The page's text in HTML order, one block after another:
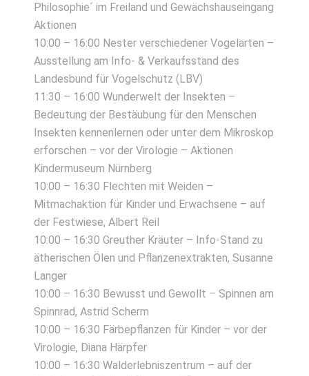
Philosophie´ im Freiland und Gewächshauseingang
Aktionen
10:00 – 16:00 Nester verschiedener Vogelarten –
Ausstellung am Info- & Verkaufsstand des
Landesbund für Vogelschutz (LBV)
11:30 – 16:00 Wunderwelt der Insekten –
Bedeutung der Bestäubung für den Menschen
Insekten kennenlernen oder unter dem Mikroskop
erforschen – vor der Virologie – Aktionen
Kindermuseum Nürnberg
10:00 – 16:30 Flechten mit Weiden –
Mitmachaktion für Kinder und Erwachsene – auf
der Festwiese, Albert Reil
10:00 – 16:30 Greuther Kräuter – Info-Stand zu
ätherischen Ölen und Pflanzenextrakten, Susanne
Langer
10:00 – 16:30 Bewusst und Gewollt – Spinnen am
Spinnrad, Astrid Scherm
10:00 – 16:30 Färbepflanzen für Kinder – vor der
Virologie, Diana Härpfer
10:00 – 16:30 Walderlebniszentrum – auf der